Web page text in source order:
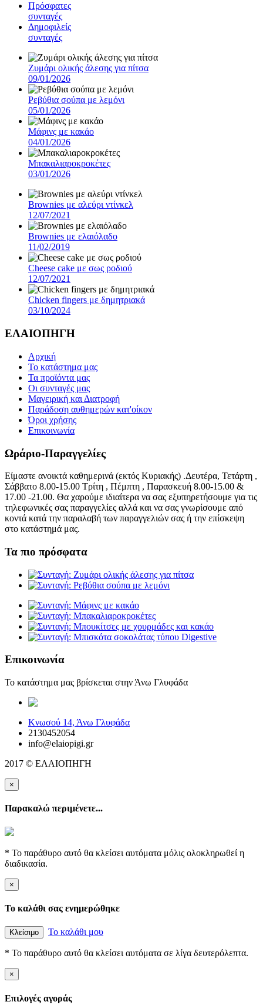
Πρόσφατες
συνταγές
Δημοφιλείς
συνταγές
Ζυμάρι ολικής άλεσης για πίτσα
09/01/2026
Ρεβύθια σούπα με λεμόνι
05/01/2026
Μάφινς με κακάο
04/01/2026
Μπακαλιαροκροκέτες
03/01/2026
Brownies με αλεύρι ντίνκελ
12/07/2021
Brownies με ελαιόλαδο
11/02/2019
Cheese cake με σως ροδιού
12/07/2021
Chicken fingers με δημητριακά
03/10/2024
ΕΛΑΙΟΠΗΓΗ
Αρχική
Το κατάστημα μας
Τα προϊόντα μας
Οι συνταγές μας
Μαγειρική και Διατροφή
Παράδοση αυθημερών κατ'οίκον
Όροι χρήσης
Επικοινωνία
Ωράριο-Παραγγελίες
Είμαστε ανοικτά καθημερινά (εκτός Κυριακής) .Δευτέρα, Τετάρτη ,
Σάββατο 8.00-15.00 Τρίτη , Πέμπτη , Παρασκευή 8.00-15.00 &
17.00 -21.00. Θα χαρούμε ιδιαίτερα να σας εξυπηρετήσουμε για τις
τηλεφωνικές σας παραγγελίες αλλά και να σας γνωρίσουμε από
κοντά κατά την παραλαβή των παραγγελιών σας ή την επίσκεψη
στο κατάστημά μας.
Τα πιο πρόσφατα
Επικοινωνία
Το κατάστημα μας βρίσκεται στην Άνω Γλυφάδα
Κνωσού 14, Άνω Γλυφάδα
2130452054
info@elaiopigi.gr
2017 © ΕΛΑΙΟΠΗΓΗ
×
Παρακαλώ περιμένετε...
* Το παράθυρο αυτό θα κλείσει αυτόματα μόλις ολοκληρωθεί η
διαδικασία.
×
Το καλάθι σας ενημερώθηκε
Κλείσιμο Το καλάθι μου
* Το παράθυρο αυτό θα κλείσει αυτόματα σε λίγα δευτερόλεπτα.
×
Επιλογές αγοράς